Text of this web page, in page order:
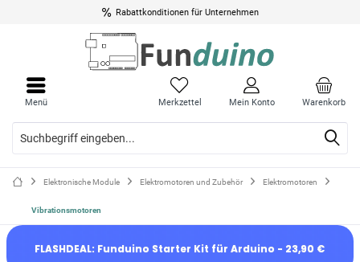
Rabattkonditionen für Unternehmen
Warenkorb
Merkzettel Mein Konto
Menü
Elektronische Module Elektromotoren und Zubehör Elektromotoren
Vibrationsmotoren
FLASHDEAL: Funduino Starter Kit für Arduino - 23,90 €